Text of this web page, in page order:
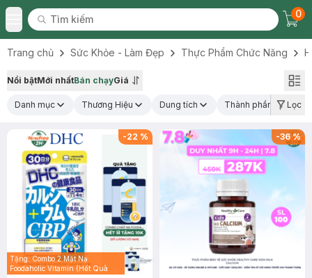
Toggle Menu
Tìm kiếm
Tìm kiếm
0
Trang chủ Sức Khỏe - Làm Đẹp Thực Phẩm Chức Năng
Nổi bậtMới nhấtBán chạyGiá
Danh mục Thương Hiệu Dung tích Thành phần nổi bật
Lọc
-22 %
Tặng: Combo 2 Mặt Nạ
Foodaholic Vitamin (Hết Quà
-36%